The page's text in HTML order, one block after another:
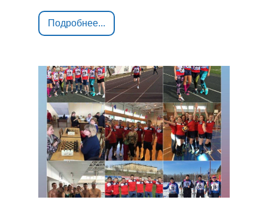
Подробнее...